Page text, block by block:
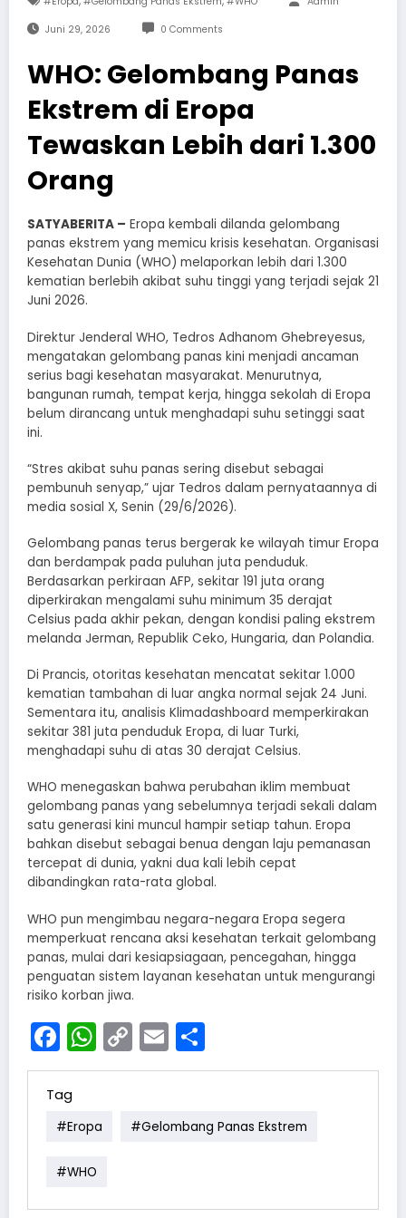
Juni 29, 2026 0 Comments
WHO: Gelombang Panas
Ekstrem di Eropa
Tewaskan Lebih dari 1.300
Orang
SATYABERITA – Eropa kembali dilanda gelombang
panas ekstrem yang memicu krisis kesehatan. Organisasi
Kesehatan Dunia (WHO) melaporkan lebih dari 1.300
kematian berlebih akibat suhu tinggi yang terjadi sejak 21
Juni 2026.
Direktur Jenderal WHO, Tedros Adhanom Ghebreyesus,
mengatakan gelombang panas kini menjadi ancaman
serius bagi kesehatan masyarakat. Menurutnya,
bangunan rumah, tempat kerja, hingga sekolah di Eropa
belum dirancang untuk menghadapi suhu setinggi saat
ini.
“Stres akibat suhu panas sering disebut sebagai
pembunuh senyap,” ujar Tedros dalam pernyataannya di
media sosial X, Senin (29/6/2026).
Gelombang panas terus bergerak ke wilayah timur Eropa
dan berdampak pada puluhan juta penduduk.
Berdasarkan perkiraan AFP, sekitar 191 juta orang
diperkirakan mengalami suhu minimum 35 derajat
Celsius pada akhir pekan, dengan kondisi paling ekstrem
melanda Jerman, Republik Ceko, Hungaria, dan Polandia.
Di Prancis, otoritas kesehatan mencatat sekitar 1.000
kematian tambahan di luar angka normal sejak 24 Juni.
Sementara itu, analisis Klimadashboard memperkirakan
sekitar 381 juta penduduk Eropa, di luar Turki,
menghadapi suhu di atas 30 derajat Celsius.
WHO menegaskan bahwa perubahan iklim membuat
gelombang panas yang sebelumnya terjadi sekali dalam
satu generasi kini muncul hampir setiap tahun. Eropa
bahkan disebut sebagai benua dengan laju pemanasan
tercepat di dunia, yakni dua kali lebih cepat
dibandingkan rata-rata global.
WHO pun mengimbau negara-negara Eropa segera
memperkuat rencana aksi kesehatan terkait gelombang
panas, mulai dari kesiapsiagaan, pencegahan, hingga
penguatan sistem layanan kesehatan untuk mengurangi
risiko korban jiwa.
Facebook
WhatsApp
Copy
Link
Email
Tag
#Eropa #Gelombang Panas Ekstrem
#WHO